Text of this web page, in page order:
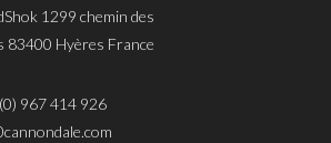
1299 chemin des
83400 Hyères France
967 414 926